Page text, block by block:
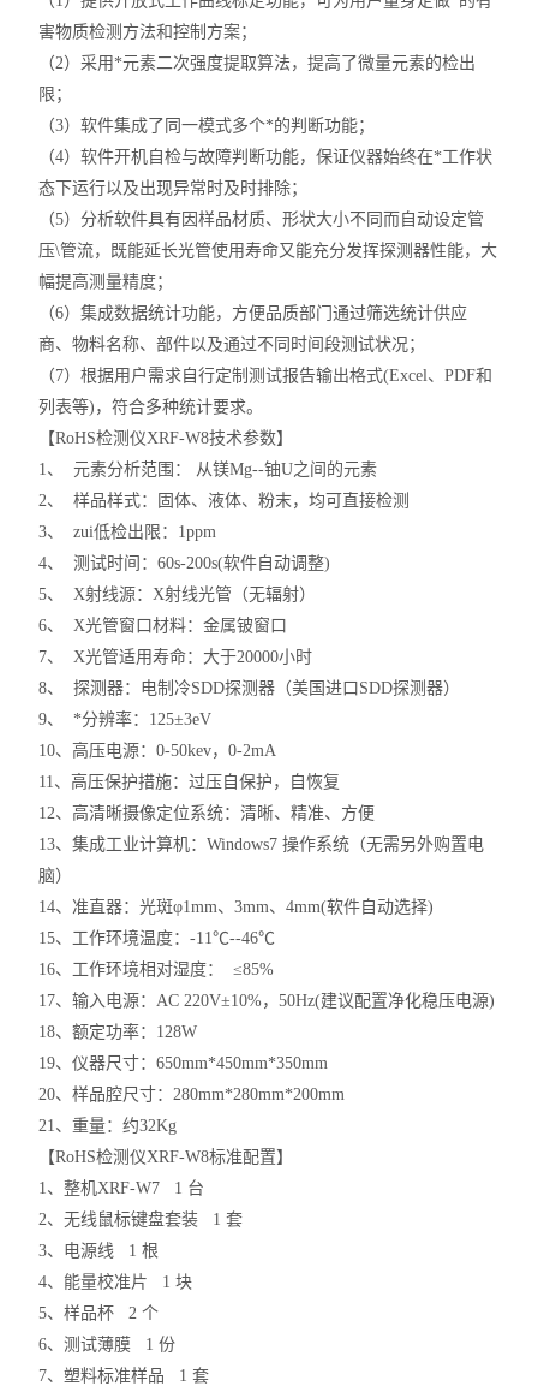
害物质检测方法和控制方案；
（2）采用*元素二次强度提取算法，提高了微量元素的检出
限；
（3）软件集成了同一模式多个*的判断功能；
（4）软件开机自检与故障判断功能，保证仪器始终在*工作状
态下运行以及出现异常时及时排除；
（5）分析软件具有因样品材质、形状大小不同而自动设定管
压\管流，既能延长光管使用寿命又能充分发挥探测器性能，大
幅提高测量精度；
（6）集成数据统计功能，方便品质部门通过筛选统计供应
商、物料名称、部件以及通过不同时间段测试状况；
（7）根据用户需求自行定制测试报告输出格式(Excel、PDF和
列表等)，符合多种统计要求。
【RoHS检测仪XRF-W8技术参数】
1、 元素分析范围： 从镁Mg--铀U之间的元素
2、 样品样式：固体、液体、粉末，均可直接检测
3、 zui低检出限：1ppm
4、 测试时间：60s-200s(软件自动调整)
5、 X射线源：X射线光管（无辐射）
6、 X光管窗口材料：金属铍窗口
7、 X光管适用寿命：大于20000小时
8、 探测器：电制冷SDD探测器（美国进口SDD探测器）
9、 *分辨率：125±3eV
10、高压电源：0-50kev，0-2mA
11、高压保护措施：过压自保护，自恢复
12、高清晰摄像定位系统：清晰、精准、方便
13、集成工业计算机：Windows7 操作系统（无需另外购置电
脑）
14、准直器：光斑φ1mm、3mm、4mm(软件自动选择)
15、工作环境温度：-11℃--46℃
16、工作环境相对湿度： ≤85%
17、输入电源：AC 220V±10%，50Hz(建议配置净化稳压电源)
18、额定功率：128W
19、仪器尺寸：650mm*450mm*350mm
20、样品腔尺寸：280mm*280mm*200mm
21、重量：约32Kg
【RoHS检测仪XRF-W8标准配置】
1、整机XRF-W7 1 台
2、无线鼠标键盘套装 1 套
3、电源线 1 根
4、能量校准片 1 块
5、样品杯 2 个
6、测试薄膜 1 份
7、塑料标准样品 1 套